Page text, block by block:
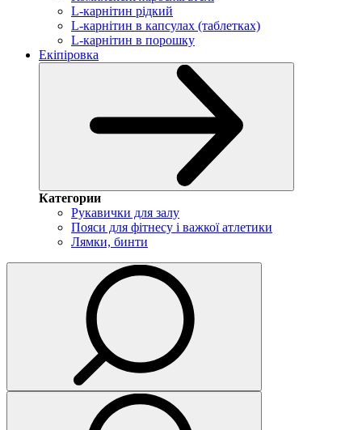
L-карнітин рідкий
L-карнітин в капсулах (таблетках)
L-карнітин в порошку
Екіпіровка
Категории
Рукавички для залу
Пояси для фітнесу і важкої атлетики
Лямки, бинти